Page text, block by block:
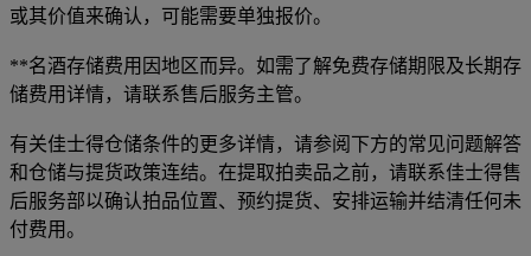
或其价值来确认，可能需要单独报价。
**名酒存储费用因地区而异。如需了解免费存储期限及长期存
储费用详情，请联系售后服务主管。
有关佳士得仓储条件的更多详情，请参阅下方的常见问题解答
和仓储与提货政策连结。在提取拍卖品之前，请联系佳士得售
后服务部以确认拍品位置、预约提货、安排运输并结清任何未
付费用。